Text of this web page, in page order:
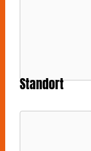
Standort